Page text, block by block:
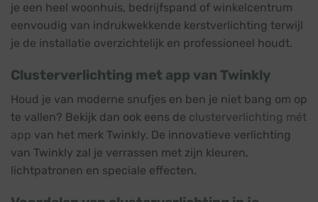
je een heel woonhuis, bedrijfspand of winkelcentrum
eenvoudig van indrukwekkende kerstverlichting terwijl
je de installatie overzichtelijk en professioneel houdt.
Clusterverlichting met app van Twinkly
Houd je van moderne snufjes en ben je niet bang om op
te vallen? Bekijk dan ook eens de clusterverlichting mét
app van het merk Twinkly. De innovatieve verlichting
van Twinkly zal je verrassen met zijn kleuren,
lichtpatronen en speciale effecten.